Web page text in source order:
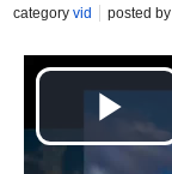
category vid posted by